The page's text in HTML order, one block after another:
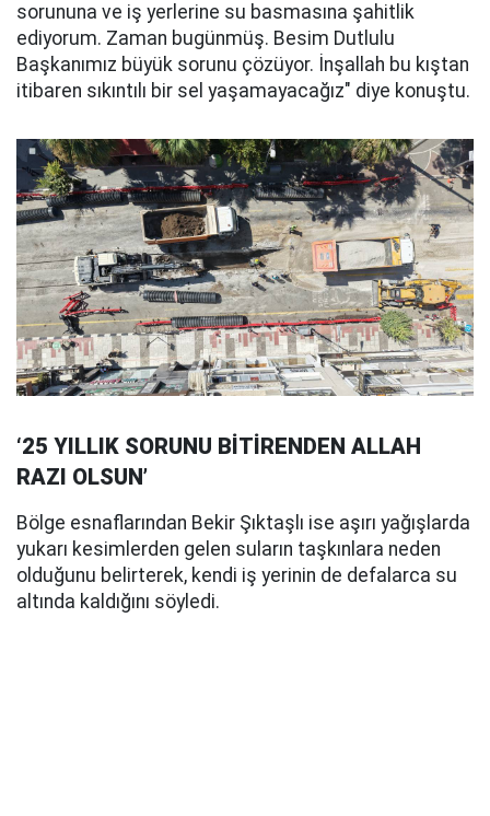
sorununa ve iş yerlerine su basmasına şahitlik
ediyorum. Zaman bugünmüş. Besim Dutlulu
Başkanımız büyük sorunu çözüyor. İnşallah bu kıştan
itibaren sıkıntılı bir sel yaşamayacağız" diye konuştu.
‘25 YILLIK SORUNU BİTİRENDEN ALLAH
RAZI OLSUN’
Bölge esnaflarından Bekir Şıktaşlı ise aşırı yağışlarda
yukarı kesimlerden gelen suların taşkınlara neden
olduğunu belirterek, kendi iş yerinin de defalarca su
altında kaldığını söyledi.